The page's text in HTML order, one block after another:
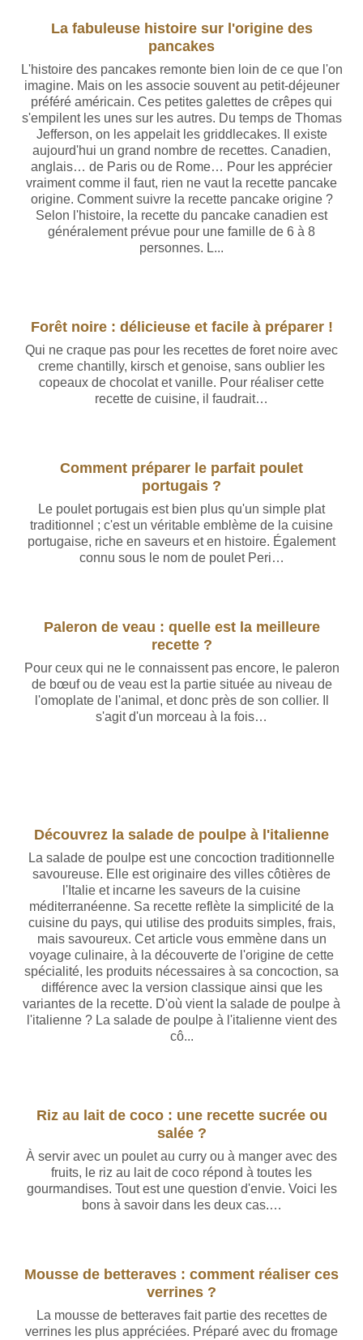
La fabuleuse histoire sur l'origine des
pancakes
L'histoire des pancakes remonte bien loin de ce que l'on
imagine. Mais on les associe souvent au petit-déjeuner
préféré américain. Ces petites galettes de crêpes qui
s'empilent les unes sur les autres. Du temps de Thomas
Jefferson, on les appelait les griddlecakes. Il existe
aujourd'hui un grand nombre de recettes. Canadien,
anglais… de Paris ou de Rome… Pour les apprécier
vraiment comme il faut, rien ne vaut la recette pancake
origine. Comment suivre la recette pancake origine ?
Selon l'histoire, la recette du pancake canadien est
généralement prévue pour une famille de 6 à 8
personnes. L...
Forêt noire : délicieuse et facile à préparer !
Qui ne craque pas pour les recettes de foret noire avec
creme chantilly, kirsch et genoise, sans oublier les
copeaux de chocolat et vanille. Pour réaliser cette
recette de cuisine, il faudrait…
Comment préparer le parfait poulet
portugais ?
Le poulet portugais est bien plus qu'un simple plat
traditionnel ; c'est un véritable emblème de la cuisine
portugaise, riche en saveurs et en histoire. Également
connu sous le nom de poulet Peri…
Paleron de veau : quelle est la meilleure
recette ?
Pour ceux qui ne le connaissent pas encore, le paleron
de bœuf ou de veau est la partie située au niveau de
l'omoplate de l'animal, et donc près de son collier. Il
s'agit d'un morceau à la fois…
Découvrez la salade de poulpe à l'italienne
La salade de poulpe est une concoction traditionnelle
savoureuse. Elle est originaire des villes côtières de
l'Italie et incarne les saveurs de la cuisine
méditerranéenne. Sa recette reflète la simplicité de la
cuisine du pays, qui utilise des produits simples, frais,
mais savoureux. Cet article vous emmène dans un
voyage culinaire, à la découverte de l'origine de cette
spécialité, les produits nécessaires à sa concoction, sa
différence avec la version classique ainsi que les
variantes de la recette. D'où vient la salade de poulpe à
l'italienne ? La salade de poulpe à l'italienne vient des
cô...
Riz au lait de coco : une recette sucrée ou
salée ?
À servir avec un poulet au curry ou à manger avec des
fruits, le riz au lait de coco répond à toutes les
gourmandises. Tout est une question d'envie. Voici les
bons à savoir dans les deux cas.…
Mousse de betteraves : comment réaliser ces
verrines ?
La mousse de betteraves fait partie des recettes de
verrines les plus appréciées. Préparé avec du fromage